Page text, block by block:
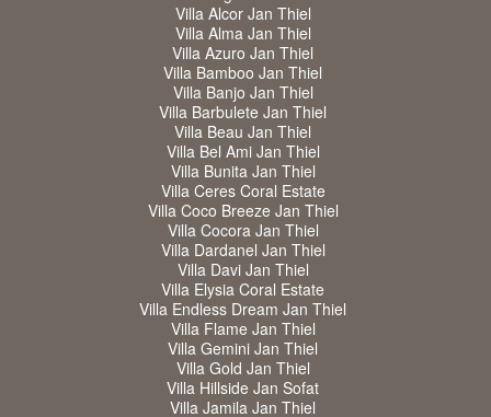
Villa Alcor Jan Thiel
Villa Alma Jan Thiel
Villa Azuro Jan Thiel
Villa Bamboo Jan Thiel
Villa Banjo Jan Thiel
Villa Barbulete Jan Thiel
Villa Beau Jan Thiel
Villa Bel Ami Jan Thiel
Villa Bunita Jan Thiel
Villa Ceres Coral Estate
Villa Coco Breeze Jan Thiel
Villa Cocora Jan Thiel
Villa Dardanel Jan Thiel
Villa Davi Jan Thiel
Villa Elysia Coral Estate
Villa Endless Dream Jan Thiel
Villa Flame Jan Thiel
Villa Gemini Jan Thiel
Villa Gold Jan Thiel
Villa Hillside Jan Sofat
Villa Jamila Jan Thiel